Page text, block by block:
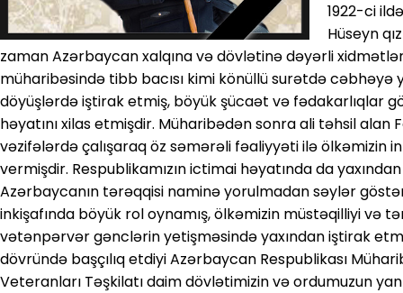
1922-ci
Hüseyn
zaman Azərbaycan xalqına və dövlətinə dəyərli
müharibəsində tibb bacısı kimi könüllü surətdə cəbhəyə
döyüşlərdə iştirak etmiş, böyük şücaət və fədakarlıqlar
həyatını xilas etmişdir. Müharibədən sonra ali təhsil alan
vəzifələrdə çalışaraq öz səmərəli fəaliyyəti ilə ölkəmizin
vermişdir. Respublikamızın ictimai həyatında da
Azərbaycanın tərəqqisi naminə yorulmadan səylər
inkişafında böyük rol oynamış, ölkəmizin müstəqilliyi və
vətənpərvər gənclərin yetişməsində yaxından iştirak
dövründə başçılıq etdiyi Azərbaycan Respublikası
Veteranları Təşkilatı daim dövlətimizin və ordumuzun